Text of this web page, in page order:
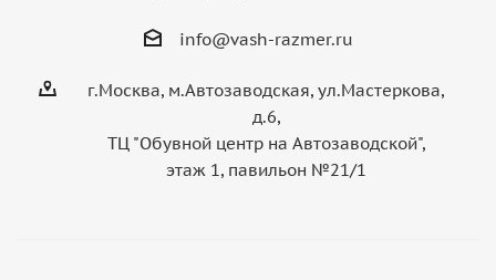
info@vash-razmer.ru
г.Москва, м.Автозаводская, ул.Мастеркова,
д.6,
ТЦ "Обувной центр на Автозаводской",
этаж 1, павильон №21/1